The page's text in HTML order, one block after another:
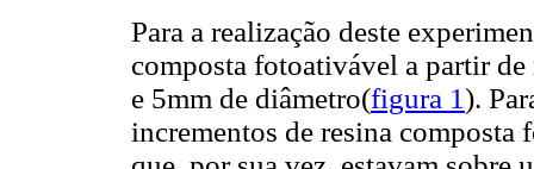
Para a realização deste
composta fotoativável a partir
e 5mm de diâmetro(figura 1).
incrementos de resina